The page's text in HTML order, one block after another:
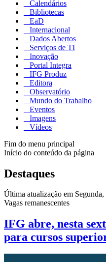
Calendários
Bibliotecas
EaD
Internacional
Dados Abertos
Serviços de TI
Inovação
Portal Integra
IFG Produz
Editora
Observatório
Mundo do Trabalho
Eventos
Imagens
Vídeos
Fim do menu principal
Início do conteúdo da página
Destaques
Última atualização em
Vagas remanescentes
IFG abre, nesta
para cursos